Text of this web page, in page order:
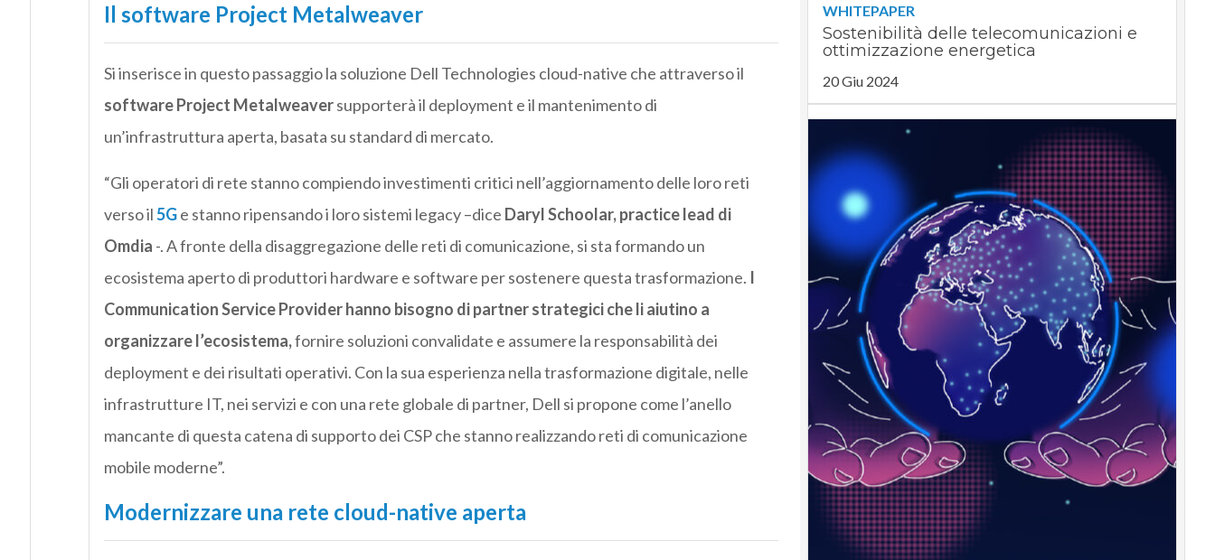
Il software Project Metalweaver
Si inserisce in questo passaggio la soluzione Dell Technologies cloud-native che attraverso il
software Project Metalweaversupporterà il deployment e il mantenimento di
un’infrastruttura aperta, basata su standard di mercato.
“Gli operatori di rete stanno compiendo investimenti critici nell’aggiornamento delle loro reti
verso il5Ge stanno ripensando i loro sistemi legacy –dice Daryl Schoolar, practice lead di
Omdia -. A fronte della disaggregazione delle reti di comunicazione, si sta formando un
ecosistema aperto di produttori hardware e software per sostenere questa trasformazione. I
Communication Service Provider hanno bisogno di partner strategici che li aiutino a
organizzare l’ecosistema,fornire soluzioni convalidate e assumere la responsabilità dei
deployment e dei risultati operativi. Con la sua esperienza nella trasformazione digitale, nelle
infrastrutture IT, nei servizi e con una rete globale di partner, Dell si propone come l’anello
mancante di questa catena di supporto dei CSP che stanno realizzando reti di comunicazione
mobile moderne”.
Modernizzare una rete cloud-native aperta
WHITEPAPER
Sostenibilità delle telecomunicazioni e
ottimizzazione energetica
20 Giu 2024